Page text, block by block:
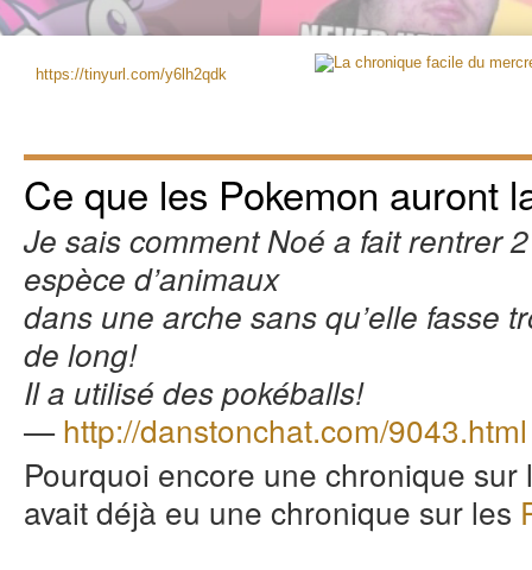
https://tinyurl.com/y6lh2qdk
Ce que les Pokemon auront
Je sais comment Noé a fait rentrer
espèce d’animaux
dans une arche sans qu’elle fasse
de long!
Il a utilisé des pokéballs!
—http://danstonchat.com/9043.html
Pourquoi encore une chronique sur
avait déjà eu une chronique sur les